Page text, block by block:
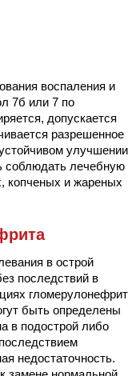
воспаления и
7б или 7 по
допускается
разрешенное
улучшении
соблюдать лечебную
копченых и жареных
в острой
последствий в
гломерулонефрит
быть определены
в подострой либо
недостаточность.